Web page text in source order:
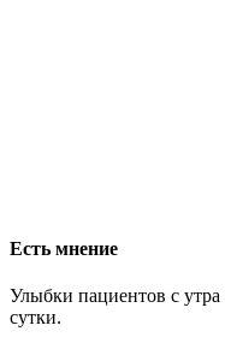
Есть мнение
Улыбки пациентов с утра
сутки.